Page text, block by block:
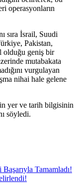
operasyonların
sıra İsrail, Suudi
Pakistan,
olduğu geniş bir
mutabakata
vurgulayan
nihai hale gelene
yer ve tarih bilgisinin
söyledi.
Tamamladı!